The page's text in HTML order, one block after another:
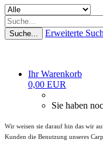
Suche... Erweiterte
Ihr Warenkorb
0,00 EUR
Sie haben
Wir weisen sie darauf hin das wir
Kunden die Benutzung unseres